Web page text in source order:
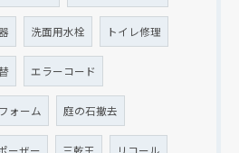
洗面用水栓 トイレ修理
エラーコード
ォーム 庭の石撤去
ーザー 三乾王 リコール